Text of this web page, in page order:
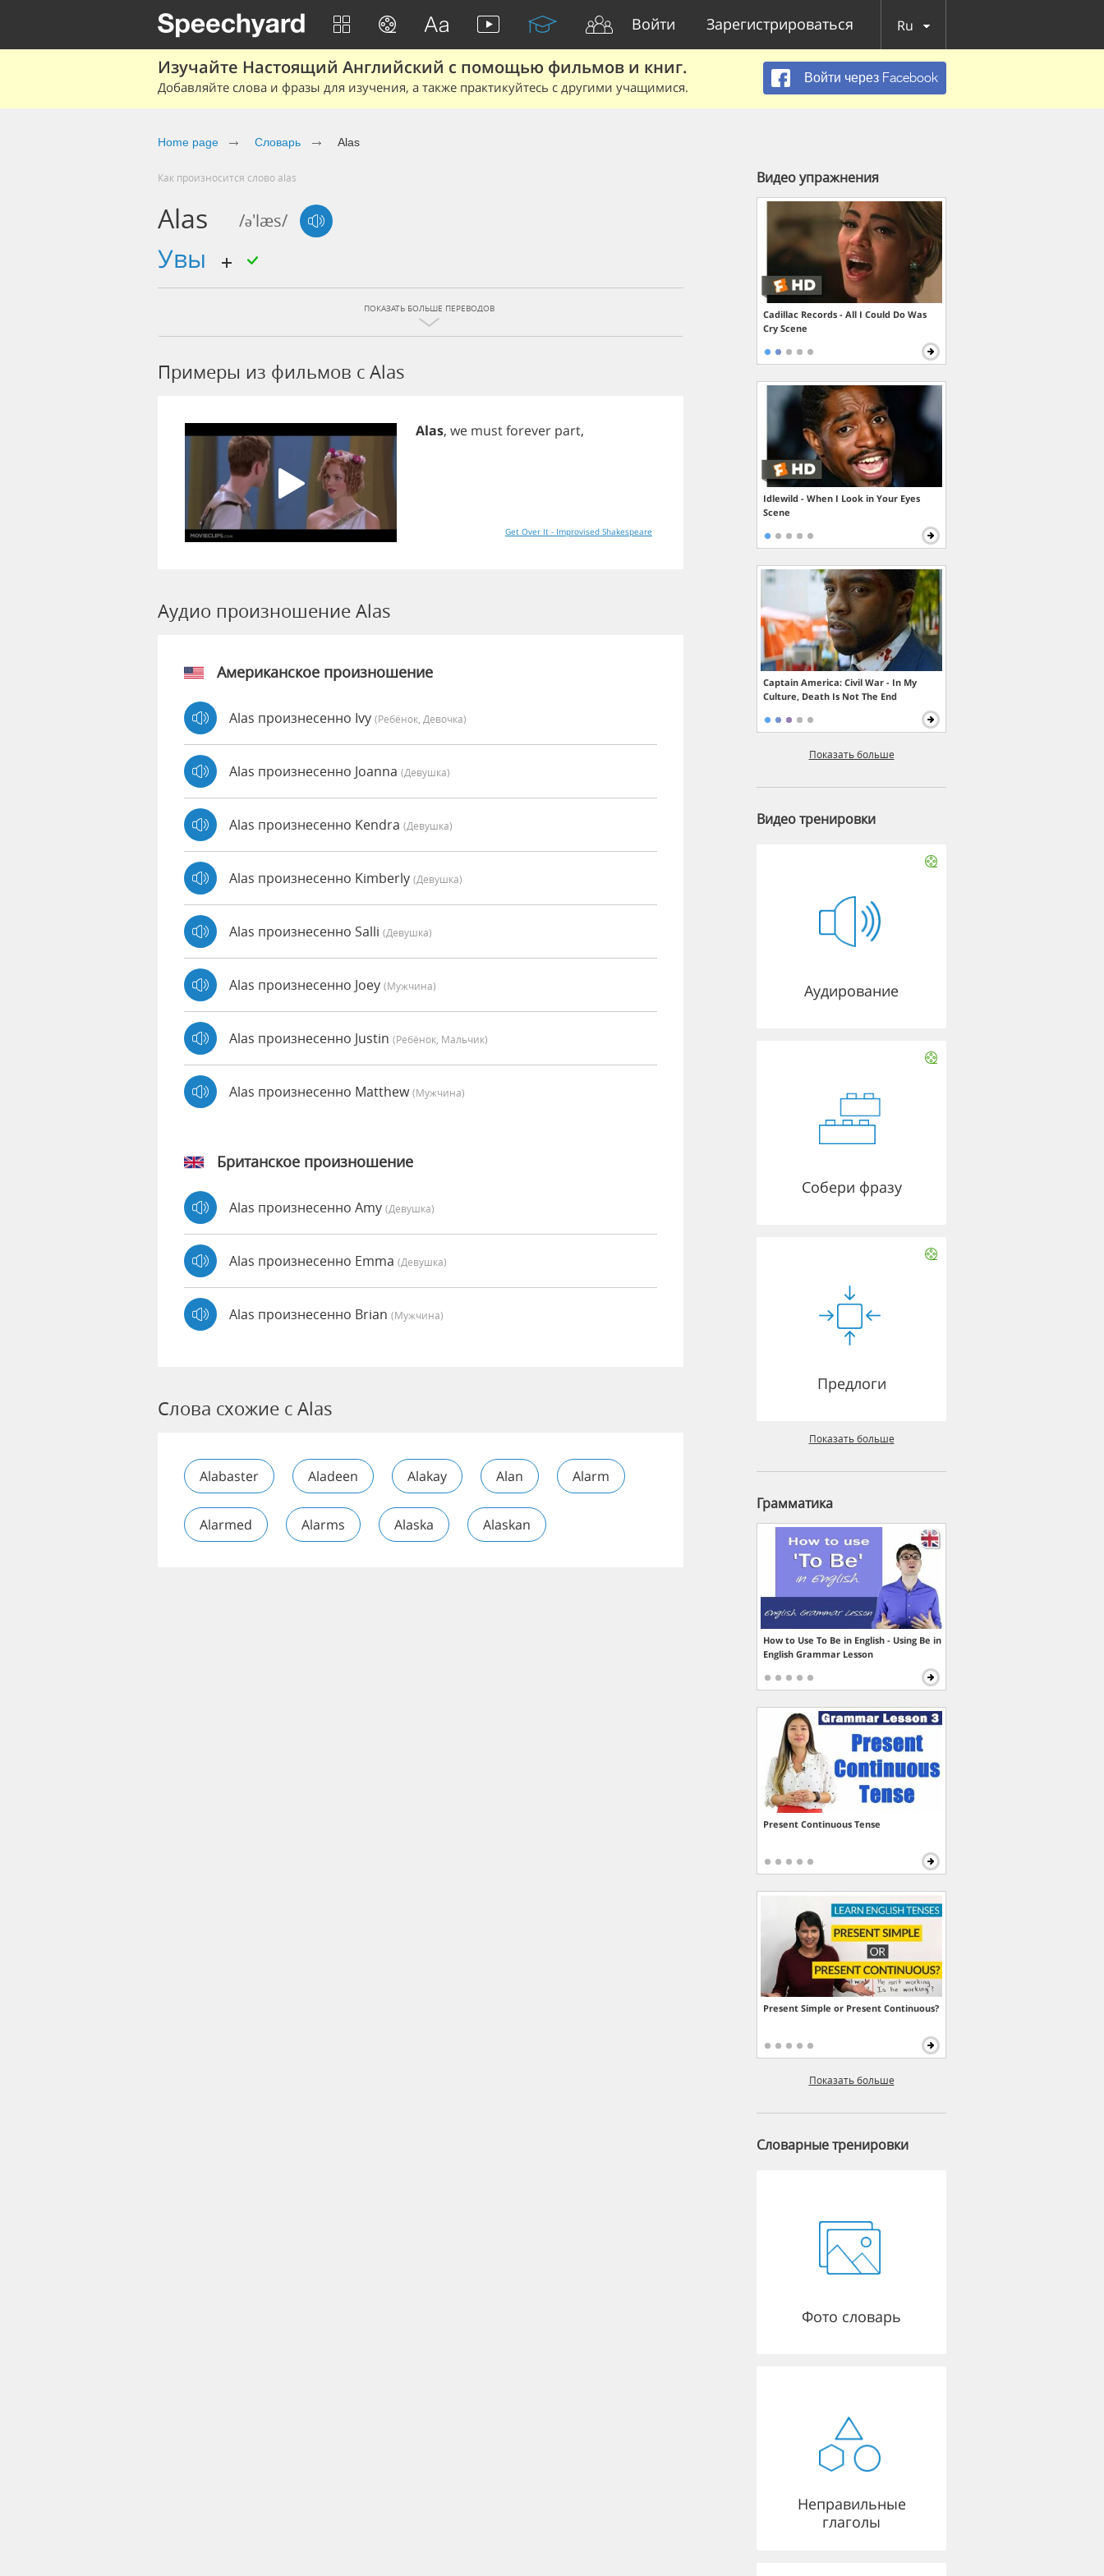
Войти Зарегистрироваться Ru
Изучайте Настоящий Английский с помощью фильмов и книг.
Добавляйте слова и фразы для изучения, а также практикуйтесь с другими учащимися.
Войти через Facebook
Home page Словарь Alas
Как произносится слово alas
Alas /ə'læs/
увы
ПОКАЗАТЬ БОЛЬШЕ ПЕРЕВОДОВ
Примеры из фильмов c Alas
Alas, we mustforever part,
Get Over It - Improvised Shakespeare
Аудио произношение Alas
Американское произношение
Alas произнесенно Ivy (Ребёнок, Девочка)
Alas произнесенно Joanna (девушка)
Alas произнесенно Kendra (девушка)
Alas произнесенно Kimberly (девушка)
Alas произнесенно Salli (девушка)
Alas произнесенно Joey (мужчина)
Alas произнесенно Justin (Ребёнок, Мальчик)
Alas произнесенно Matthew(мужчина)
Британское произношение
Alas произнесенно Amy (девушка)
Alas произнесенно Emma (девушка)
Alas произнесенно Brian (мужчина)
Слова схожие с Alas
Alabaster Aladeen Alakay Alan Alarm
Alarmed Alarms Alaska Alaskan
Видео упражнения
Cadillac Records - All I Could Do Was
Cry Scene
Idlewild - When I Look in Your Eyes
Scene
Captain America: Civil War - In My
Culture, Death Is Not The End
Показать больше
Видео тренировки
Аудирование
Собери фразу
Предлоги
Показать больше
Грамматика
How to Use To Be in English - Using Be in
English Grammar Lesson
Present Continuous Tense
Present Simple or Present Continuous?
Показать больше
Словарные тренировки
Фото словарь
Неправильные
глаголы